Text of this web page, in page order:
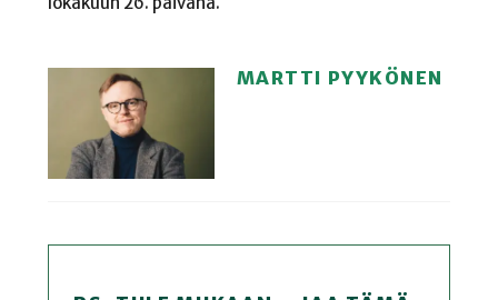
MARTTI PYYKÖNEN